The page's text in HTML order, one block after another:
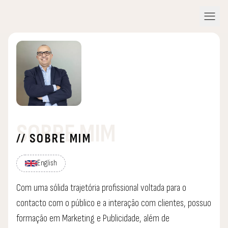
menu
// SOBRE MIM
SOBRE MIM
English
Com uma sólida trajetória profissional voltada para o
contacto com o público e a interação com clientes, possuo
formação em Marketing e Publicidade, além de